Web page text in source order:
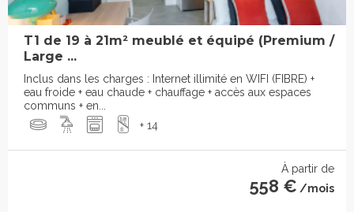
T1 de 19 à 21m² meublé et équipé (Premium /
Large ...
Inclus dans les charges : Internet illimité en WIFI (FIBRE) +
eau froide + eau chaude + chauffage + accès aux espaces
communs + en...
+ 14
À partir de
558 € /mois